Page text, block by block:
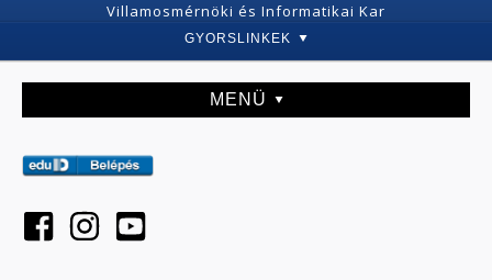
Villamosmérnöki és Informatikai Kar
GYORSLINKEK
MENÜ